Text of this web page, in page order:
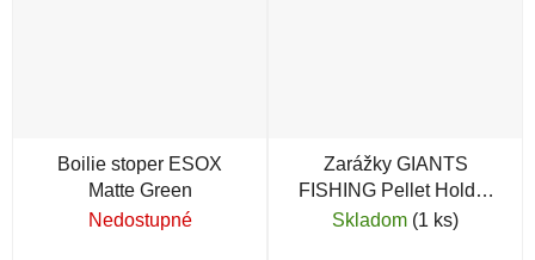
Boilie stoper ESOX
Matte Green
Nedostupné
Zarážky GIANTS
FISHING Pellet Holder
Mix
Skladom (1 ks)